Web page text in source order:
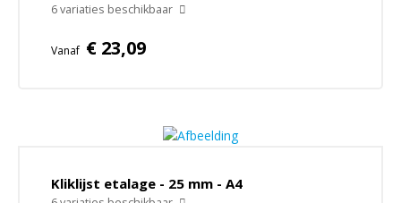
6 variaties beschikbaar
Vanaf € 23,09
Kliklijst etalage - 25 mm - A4